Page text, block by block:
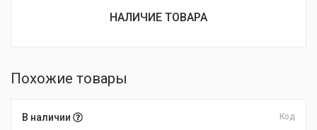
НАЛИЧИЕ ТОВАРА
Похожие товары
В наличии Код